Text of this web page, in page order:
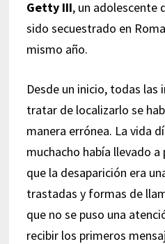
Getty III, un adolescente
sido secuestrado en
mismo año.
Desde un inicio, todas las
tratar de localizarlo se
manera errónea. La vida
muchacho había llevado
que la desaparición era
trastadas y formas de
que no se puso una
recibir los primeros